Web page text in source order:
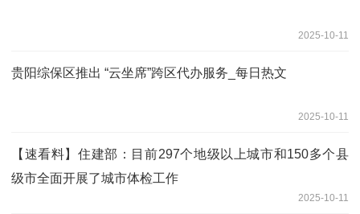
2025-10-11
贵阳综保区推出 “云坐席”跨区代办服务_每日热文
2025-10-11
【速看料】住建部：目前297个地级以上城市和150多个县
级市全面开展了城市体检工作
2025-10-11